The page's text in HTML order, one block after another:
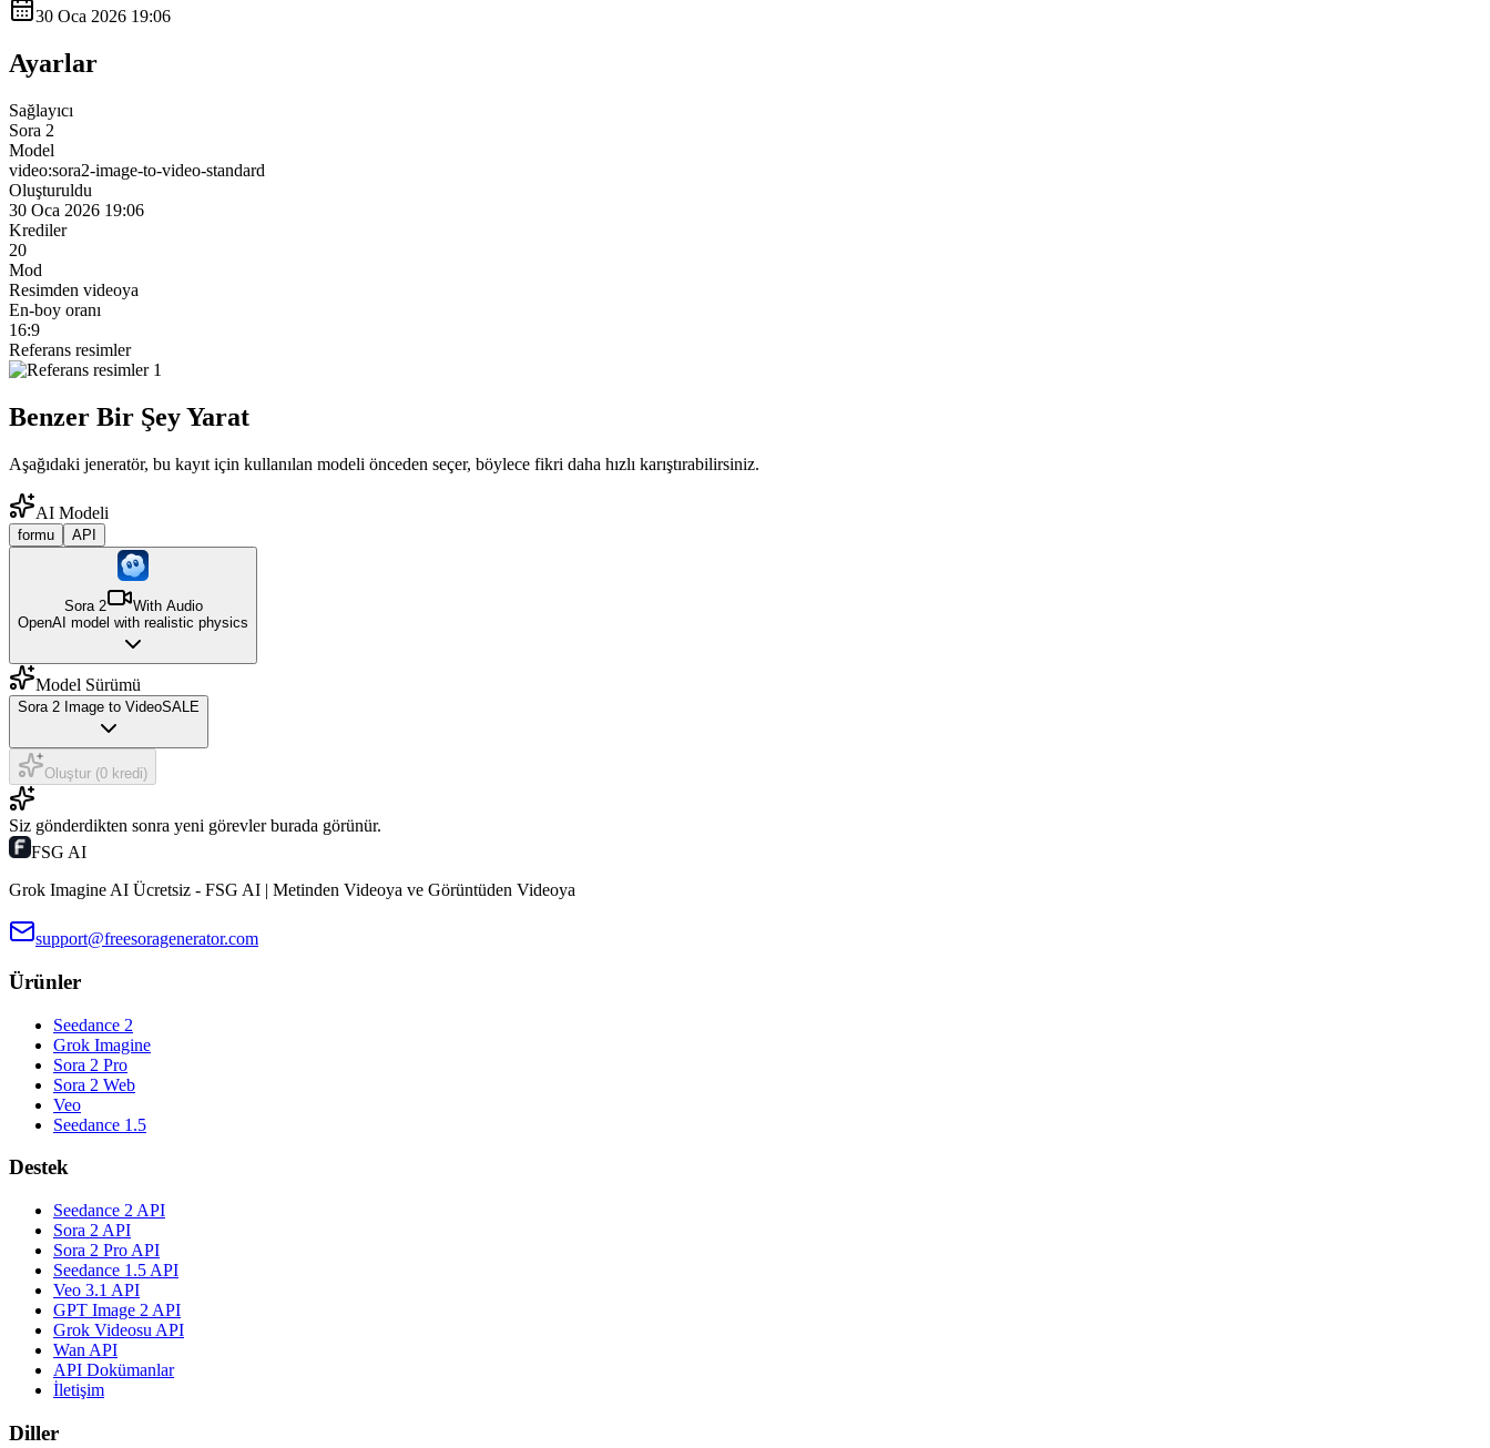
30 Oca 2026 19:06
Ayarlar
Sağlayıcı
Sora 2
Model
video:sora2-image-to-video-standard
Oluşturuldu
30 Oca 2026 19:06
Krediler
20
Mod
Resimden videoya
En-boy oranı
16:9
Referans resimler
Benzer Bir Şey Yarat
Aşağıdaki jeneratör, bu kayıt için kullanılan modeli önceden seçer, böylece fikri daha hızlı karıştırabilirsiniz.
AI Modeli
formu API
Sora 2
With Audio
OpenAI model with realistic physics
Model Sürümü
Sora 2 Image to VideoSALE
Oluştur (0 kredi)
Siz gönderdikten sonra yeni görevler burada görünür.
FSG AI
Grok Imagine AI Ücretsiz - FSG AI | Metinden Videoya ve Görüntüden Videoya
support@freesoragenerator.com
Ürünler
Seedance 2
Grok Imagine
Sora 2 Pro
Sora 2 Web
Veo
Seedance 1.5
Destek
Seedance 2 API
Sora 2 API
Sora 2 Pro API
Seedance 1.5 API
Veo 3.1 API
GPT Image 2 API
Grok Videosu API
Wan API
API Dokümanlar
İletişim
Diller